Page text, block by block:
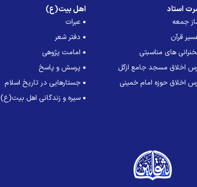
استاد
جمعه
قرآن
های مناسبتی
اخلاق مسجد جامع ازگل
اخلاق حوزه امام خمینی
اهل بیت(ع)
عبرات
دفتر شعر
امامت پژوهی
پرسش و پاسخ
جستارهایی در تاریخ اسلام
سیره و زندگانی اهل بیت(ع)